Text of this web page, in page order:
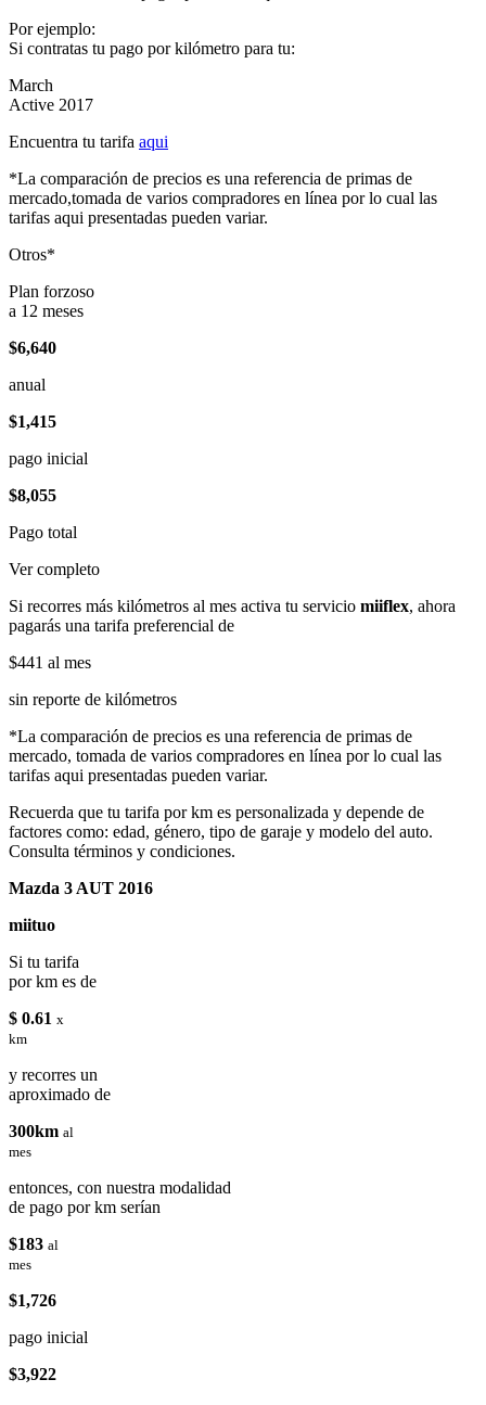
Por ejemplo:
Si contratas tu pago por kilómetro para tu:
March
Active 2017
Encuentra tu tarifa aqui
*La comparación de precios es una referencia de primas de
mercado,tomada de varios compradores en línea por lo cual las
tarifas aqui presentadas pueden variar.
Otros*
Plan forzoso
a 12 meses
$6,640
anual
$1,415
pago inicial
$8,055
Pago total
Ver completo
Si recorres más kilómetros al mes activa tu servicio miiflex, ahora
pagarás una tarifa preferencial de
$441 al mes
sin reporte de kilómetros
*La comparación de precios es una referencia de primas de
mercado, tomada de varios compradores en línea por lo cual las
tarifas aqui presentadas pueden variar.
Recuerda que tu tarifa por km es personalizada y depende de
factores como: edad, género, tipo de garaje y modelo del auto.
Consulta términos y condiciones.
Mazda 3 AUT 2016
miituo
Si tu tarifa
por km es de
$ 0.61 x
km
y recorres un
aproximado de
300km al
mes
entonces, con nuestra modalidad
de pago por km serían
$183 al
mes
$1,726
pago inicial
$3,922